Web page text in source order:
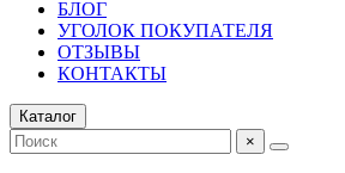
БЛОГ
УГОЛОК ПОКУПАТЕЛЯ
ОТЗЫВЫ
КОНТАКТЫ
Каталог
×